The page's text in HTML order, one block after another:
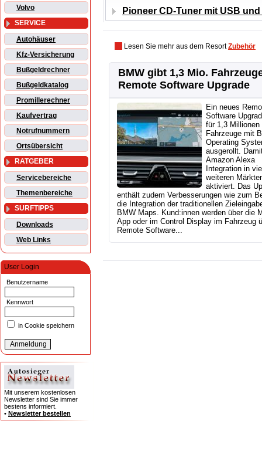
Volvo
SERVICE
Autohäuser
Kfz-Versicherung
Bußgeldrechner
Bußgeldkatalog
Promillerechner
Kaufvertrag
Notrufnummern
Ortsübersicht
RATGEBER
Servicebereiche
Themenbereiche
SURFTIPPS
Downloads
Web Links
User Login
Benutzername
Kennwort
in Cookie speichern
Mit unserem kostenlosen
Newsletter sind Sie immer
bestens informiert.
• Newsletter bestellen
Pioneer CD-Tuner mit USB
Lesen Sie mehr aus dem ResortZubehör
BMW gibt 1,3 Mio.
Remote Software Upgrade
Ein neues
Software
für 1,3 Millionen
Fahrzeuge mit
Operating
ausgerollt.
Amazon Alexa
Integration in
weiteren
aktiviert. Das
enthält zudem Verbesserungen wie zum
die Integration der traditionellen
BMW Maps. Kund:innen werden über die
App oder im Control Display im Fahrzeug
Remote Software...